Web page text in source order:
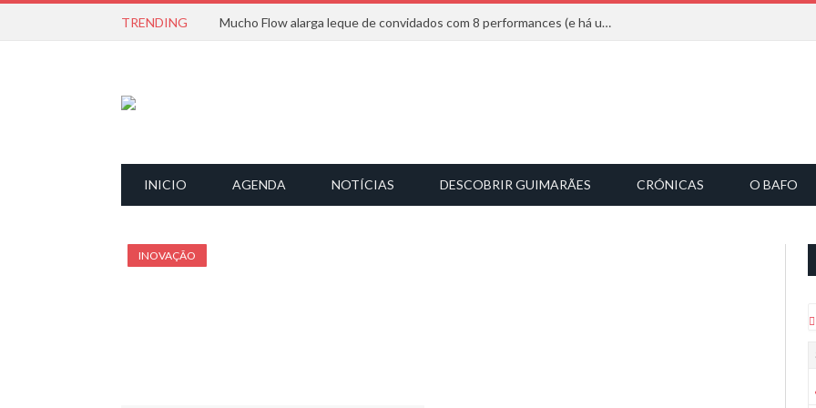
TRENDING Mucho Flow alarga leque de convidados com 8 performances (e há uma saída)
INICIO AGENDA NOTÍCIAS DESCOBRIR GUIMARÃES CRÓNICAS O BAFO
INOVAÇÃO